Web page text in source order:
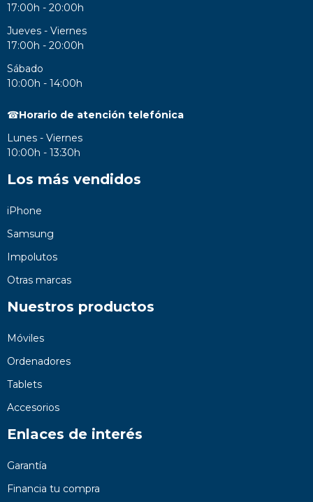
17:00h - 20:00h
Jueves - Viernes
17:00h - 20:00h
Sábado
10:00h - 14:00h
☎Horario de atención telefónica
Lunes - Viernes
10:00h - 13:30h
Los más vendidos
iPhone
Samsung
Impolutos
Otras marcas
Nuestros productos
Móviles
Ordenadores
Tablets
Accesorios
Enlaces de interés
Garantía
Financia tu compra